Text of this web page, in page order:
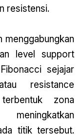
resistensi.
menggabungkan
level support
sejajar
resistance
zona
titik tersebut.